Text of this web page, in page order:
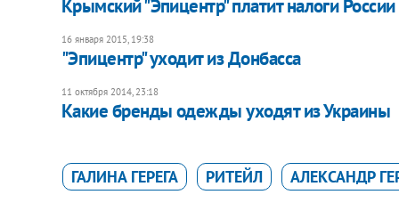
Крымский "Эпицентр" платит налоги России
16 января 2015, 19:38
"Эпицентр" уходит из Донбасса
11 октября 2014, 23:18
Какие бренды одежды уходят из Украины
ГАЛИНА ГЕРЕГА РИТЕЙЛ АЛЕКСАНДР